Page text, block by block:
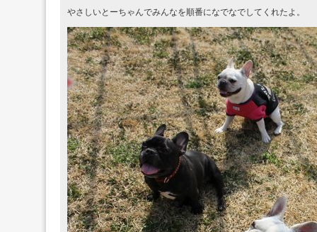
やさしいとーちゃんでみんなを順番になでなでしてくれたよ。